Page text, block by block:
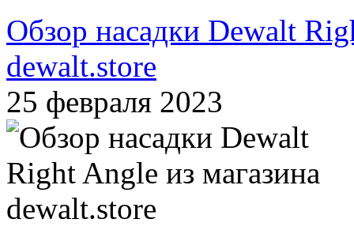
Обзор насадки Dewalt
dewalt.store
25 февраля 2023